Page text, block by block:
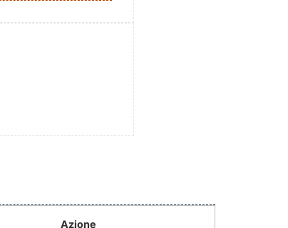
Azione